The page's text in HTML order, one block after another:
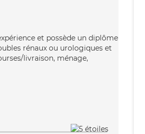
et possède un diplôme
rénaux ou urologiques et
livraison, ménage,